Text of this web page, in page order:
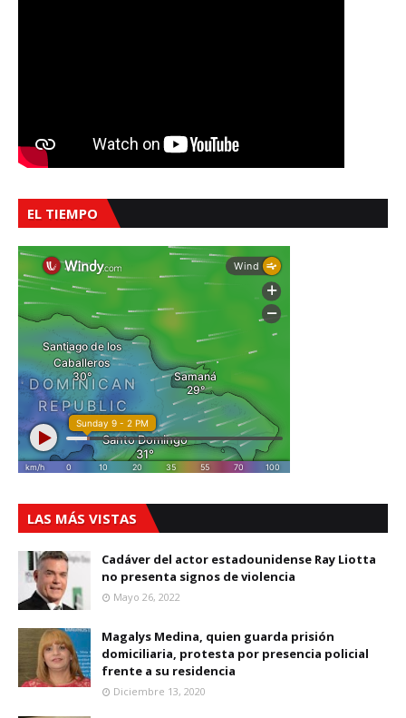
EL TIEMPO
LAS MÁS VISTAS
Cadáver del actor estadounidense Ray Liotta
no presenta signos de violencia
Mayo 26, 2022
Magalys Medina, quien guarda prisión
domiciliaria, protesta por presencia policial
frente a su residencia
Diciembre 13, 2020